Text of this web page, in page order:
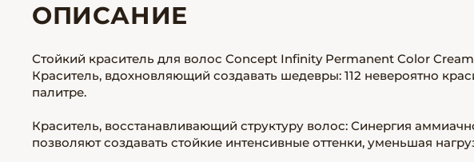
ОПИСАНИЕ
Стойкий краситель для волос Concept Infinity Permanent Color
Краситель, вдохновляющий создавать шедевры: 112 невероятно
палитре.
Краситель, восстанавливающий структуру волос: Синергия
позволяют создавать стойкие интенсивные оттенки, уменьшая